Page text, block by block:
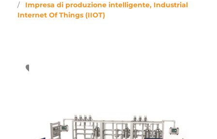
Impresa di produzione intelligente, Industrial
Internet Of Things (IIOT)